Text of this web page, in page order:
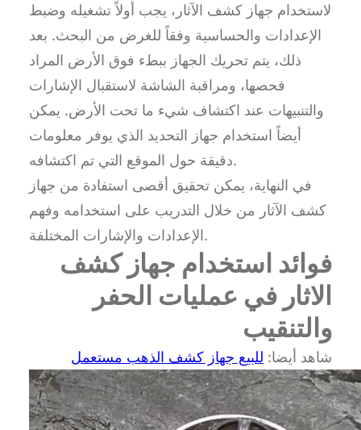
لاستخدام جهاز كشف الآثار، يجب أولاً تشغيله وضبط
الإعدادات والحساسية وفقاً للغرض من البحث. بعد
ذلك، يتم تحريك الجهاز ببطء فوق الأرض المراد
فحصها، ومراقبة الشاشة لاستقبال الإشارات
والتنبيهات عند اكتشاف شيء ما تحت الأرض. يمكن
أيضاً استخدام جهاز التحديد الذي يوفر معلومات
دقيقة حول الموقع التي تم اكتشافه.
في النهاية، يمكن تحقيق أقصى استفادة من جهاز
كشف الآثار من خلال التدريب على استخدامه وفهم
الإعدادات والإشارات المختلفة.
فوائد استخدام جهاز كشف
الاثار في عمليات الحفر
والتنقيب
شاهد أيضا: للبيع جهاز كشف الذهب مستعمل